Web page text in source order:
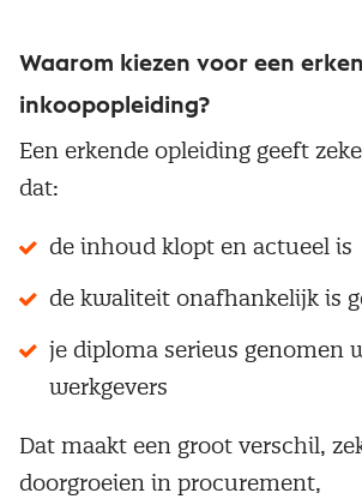
Waarom kiezen voor een
inkoopopleiding?
Een erkende opleiding geeft
dat:
de inhoud klopt en actueel is
de kwaliteit onafhankelijk is
je diploma serieus genomen
werkgevers
Dat maakt een groot verschil,
doorgroeien in procurement,